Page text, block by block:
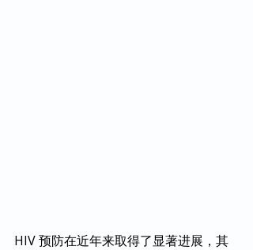
HIV 预防在近年来取得了显著进展，其